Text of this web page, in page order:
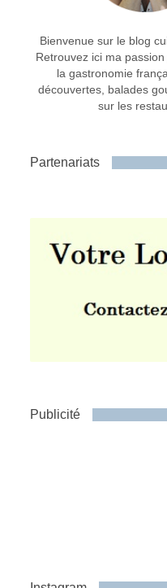
Bienvenue sur le blog
Retrouvez ici ma
la gastronomie
découvertes, balades
sur les
Partenariats
Publicité